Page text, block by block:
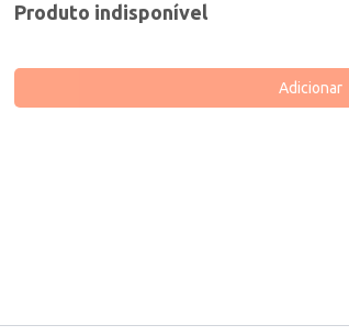
Produto indisponível
Adicionar